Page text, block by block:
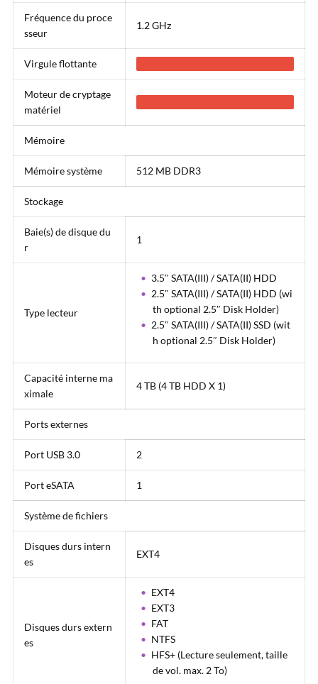
Fréquence du proce
sseur
1.2 GHz
Virgule flottante
Moteur de cryptage
matériel
Mémoire
Mémoire système 512 MB DDR3
Stockage
Baie(s) de disque du
r
1
Type lecteur
3.5″ SATA(III) / SATA(II) HDD
2.5″ SATA(III) / SATA(II) HDD (wi
th optional 2.5″ Disk Holder)
2.5″ SATA(III) / SATA(II) SSD (wit
h optional 2.5″ Disk Holder)
Capacité interne ma
ximale
4 TB (4 TB HDD X 1)
Ports externes
Port USB 3.0 2
Port eSATA 1
Système de fichiers
Disques durs intern
es
EXT4
Disques durs extern
es
EXT4
EXT3
FAT
NTFS
HFS+ (Lecture seulement, taille
de vol. max. 2 To)